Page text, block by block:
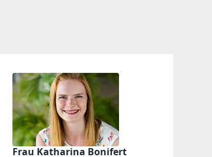
Frau Katharina Bonifert